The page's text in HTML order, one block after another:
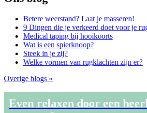
Betere weerstand? Laat je masseren!
9 Dingen die je verkeerd doet voor je
Medical taping bij hooikoorts
Wat is een spierknoop?
Steek in je zij?
Welke vormen van rugklachten zijn er?
Overige blogs »
Even relaxen door een